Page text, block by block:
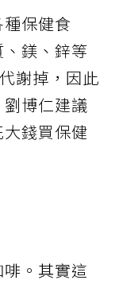
保健食
鎂、鋅等
謝掉，因此
博仁建議
錢買保健
。其實這